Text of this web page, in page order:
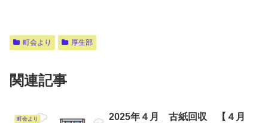
町会より 厚生部
関連記事
町会より
2025年４月 古紙回収 【４月